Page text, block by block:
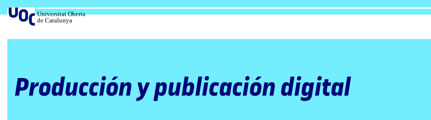
al
contenido
Universitat Oberta
de Catalunya
Producción y publicación digital